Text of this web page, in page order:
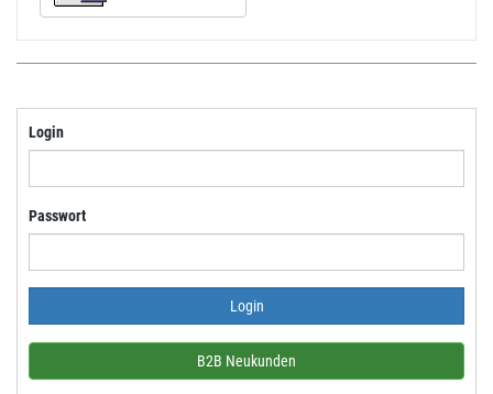
Login
Passwort
B2B Neukunden